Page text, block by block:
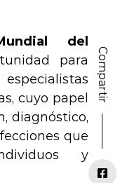
del
para
cuyo papel
diagnóstico,
que
y
Compartir